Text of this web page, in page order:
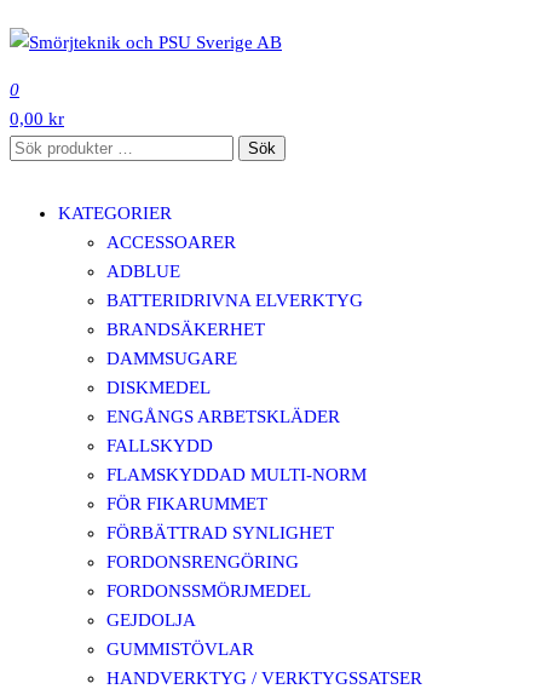
till
innehåll
0
0,00 kr
Sök
Sök
KATEGORIER
ACCESSOARER
ADBLUE
BATTERIDRIVNA ELVERKTYG
BRANDSÄKERHET
DAMMSUGARE
DISKMEDEL
ENGÅNGS ARBETSKLÄDER
FALLSKYDD
FLAMSKYDDAD MULTI-NORM
FÖR FIKARUMMET
FÖRBÄTTRAD SYNLIGHET
FORDONSRENGÖRING
FORDONSSMÖRJMEDEL
GEJDOLJA
GUMMISTÖVLAR
HANDVERKTYG / VERKTYGSSATSER